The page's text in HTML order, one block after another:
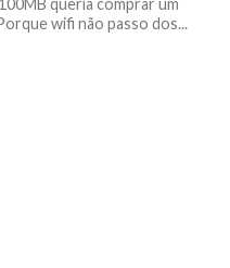
queria comprar um
wifi não passo dos...